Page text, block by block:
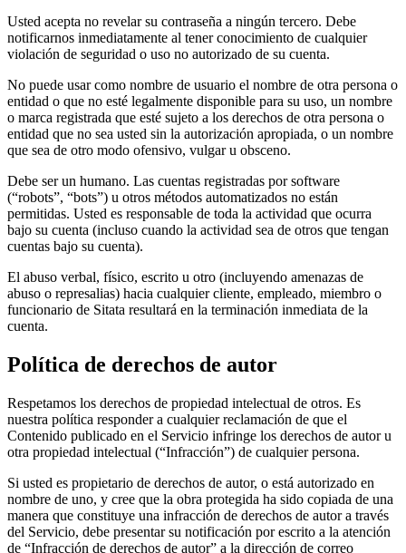
Usted acepta no revelar su contraseña a ningún tercero. Debe
notificarnos inmediatamente al tener conocimiento de cualquier
violación de seguridad o uso no autorizado de su cuenta.
No puede usar como nombre de usuario el nombre de otra persona o
entidad o que no esté legalmente disponible para su uso, un nombre
o marca registrada que esté sujeto a los derechos de otra persona o
entidad que no sea usted sin la autorización apropiada, o un nombre
que sea de otro modo ofensivo, vulgar u obsceno.
Debe ser un humano. Las cuentas registradas por software
(“robots”, “bots”) u otros métodos automatizados no están
permitidas. Usted es responsable de toda la actividad que ocurra
bajo su cuenta (incluso cuando la actividad sea de otros que tengan
cuentas bajo su cuenta).
El abuso verbal, físico, escrito u otro (incluyendo amenazas de
abuso o represalias) hacia cualquier cliente, empleado, miembro o
funcionario de Sitata resultará en la terminación inmediata de la
cuenta.
Política de derechos de autor
Respetamos los derechos de propiedad intelectual de otros. Es
nuestra política responder a cualquier reclamación de que el
Contenido publicado en el Servicio infringe los derechos de autor u
otra propiedad intelectual (“Infracción”) de cualquier persona.
Si usted es propietario de derechos de autor, o está autorizado en
nombre de uno, y cree que la obra protegida ha sido copiada de una
manera que constituye una infracción de derechos de autor a través
del Servicio, debe presentar su notificación por escrito a la atención
de “Infracción de derechos de autor” a la dirección de correo